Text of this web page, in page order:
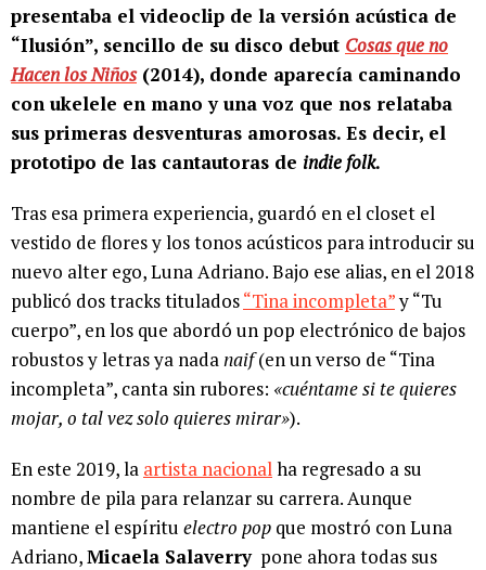
presentaba el videoclip de la versión acústica de
“Ilusión”, sencillo de su disco debut Cosas que no
Hacen los Niños(2014), donde aparecía caminando
con ukelele en mano y una voz que nos relataba
sus primeras desventuras amorosas. Es decir, el
prototipo de las cantautoras de indie folk.
Tras esa primera experiencia, guardó en el closet el
vestido de flores y los tonos acústicos para introducir su
nuevo alter ego, Luna Adriano. Bajo ese alias, en el 2018
publicó dos tracks titulados“Tina incompleta”y “Tu
cuerpo”, en los que abordó un pop electrónico de bajos
robustos y letras ya nadanaif(en un verso de “Tina
incompleta”, canta sin rubores: «cuéntame si te quieres
mojar, o tal vez solo quieres mirar»).
En este 2019, la artista nacionalha regresado a su
nombre de pila para relanzar su carrera. Aunque
mantiene el espíritu electro pop que mostró con Luna
Adriano,Micaela Salaverrypone ahora todas sus